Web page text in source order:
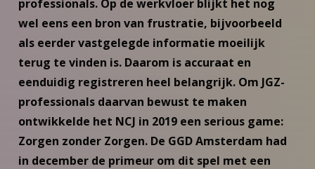
professionals. Op de werkvloer blijkt het nog
wel eens een bron van frustratie, bijvoorbeeld
als eerder vastgelegde informatie moeilijk
terug te vinden is. Daarom is accuraat en
eenduidig registreren heel belangrijk. Om JGZ-
professionals daarvan bewust te maken
ontwikkelde het NCJ in 2019 een serious game:
Zorgen zonder Zorgen. De GGD Amsterdam had
in december de primeur om dit spel met een